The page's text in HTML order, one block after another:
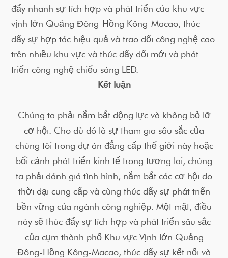
đẩy nhanh sự tích hợp và phát triển của khu vực
vịnh lớn Quảng Đông-Hồng Kông-Macao, thúc
đẩy sự hợp tác hiệu quả và trao đổi công nghệ cao
trên nhiều khu vực và thúc đẩy đổi mới và phát
triển công nghệ chiếu sáng LED.
Kết luận
Chúng ta phải nắm bắt động lực và không bỏ lỡ
cơ hội. Cho dù đó là sự tham gia sâu sắc của
chúng tôi trong dự án đẳng cấp thế giới này hoặc
bối cảnh phát triển kinh tế trong tương lai, chúng
ta phải đánh giá tình hình, nắm bắt các cơ hội do
thời đại cung cấp và cùng thúc đẩy sự phát triển
bền vững của ngành công nghiệp. Một mặt, điều
này sẽ thúc đẩy sự tích hợp và phát triển sâu sắc
của cụm thành phố Khu vực Vịnh lớn Quảng
Đông-Hồng Kông-Macao, thúc đẩy sự kết nối và